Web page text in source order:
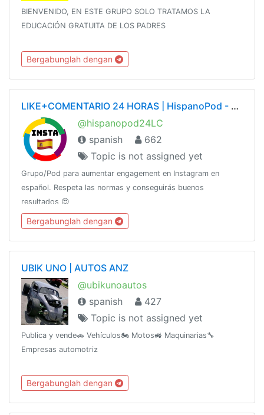
BIENVENIDO, EN ESTE GRUPO SOLO TRATAMOS LA
EDUCACIÓN GRATUITA DE LOS PADRES
Bergabunglah dengan
LIKE+COMENTARIO 24 HORAS | HispanoPod - LCx24h - Instagram Pod en Español
@hispanopod24LC
spanish
662
Topic is not assigned yet
Grupo/Pod para aumentar engagement en Instagram en
español. Respeta las normas y conseguirás buenos
resultados 😍
Bergabunglah dengan
UBIK UNO | AUTOS ANZ
@ubikunoautos
spanish
427
Topic is not assigned yet
Publica y vende🚗 Vehículos🏍 Motos🚜 Maquinarias🔧
Empresas automotriz
Bergabunglah dengan